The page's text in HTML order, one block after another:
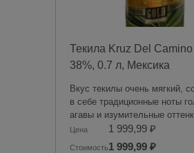
Текила Kruz Del
38%, 0.7 л, Мексика
Вкус текилы очень мягкий,
в себе традиционные ноты
агавы и изумительные
карамели, благодаря которым
текилу особенно приятно.
Цена 1 999,99 ₽
Стоимость1 999,99 ₽